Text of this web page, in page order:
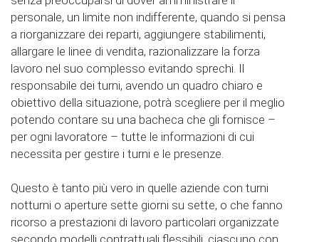
personale, un limite non indifferente, quando si pensa
a riorganizzare dei reparti, aggiungere stabilimenti,
allargare le linee di vendita, razionalizzare la forza
lavoro nel suo complesso evitando sprechi. Il
responsabile dei turni, avendo un quadro chiaro e
obiettivo della situazione, potrà scegliere per il meglio
potendo contare su una bacheca che gli fornisce –
per ogni lavoratore – tutte le informazioni di cui
necessita per gestire i turni e le presenze.
Questo è tanto più vero in quelle aziende con turni
notturni o aperture sette giorni su sette, o che fanno
ricorso a prestazioni di lavoro particolari organizzate
secondo modelli contrattuali flessibili, ciascuno con